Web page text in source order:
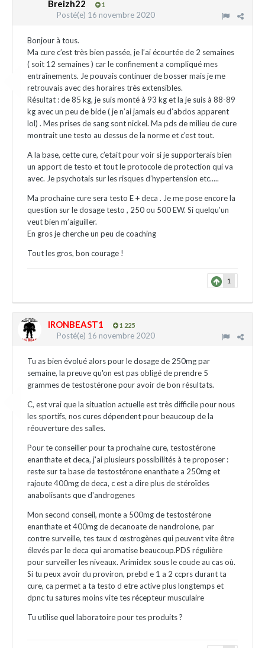
Breizh22 1
Posté(e) 16 novembre 2020
Bonjour à tous.
Ma cure c’est très bien passée, je l’ai écourtée de 2 semaines
( soit 12 semaines ) car le confinement a compliqué mes
entraînements. Je pouvais continuer de bosser mais je me
retrouvais avec des horaires très extensibles.
Résultat : de 85 kg, je suis monté à 93 kg et la je suis à 88-89
kg avec un peu de bide ( je n’ai jamais eu d’abdos apparent
lol) . Mes prises de sang sont nickel. Ma pds de milieu de cure
montrait une testo au dessus de la norme et c’est tout.
A la base, cette cure, c’etait pour voir si je supporterais bien
un apport de testo et tout le protocole de protection qui va
avec. Je psychotais sur les risques d’hypertension etc.....
Ma prochaine cure sera testo E + deca . Je me pose encore la
question sur le dosage testo , 250 ou 500 EW. Si quelqu’un
veut bien m’aiguiller.
En gros je cherche un peu de coaching
Tout les gros, bon courage !
1
IRONBEAST1 1 225
Posté(e) 16 novembre 2020
Tu as bien évolué alors pour le dosage de 250mg par
semaine, la preuve qu'on est pas obligé de prendre 5
grammes de testostérone pour avoir de bon résultats.
C, est vrai que la situation actuelle est très difficile pour nous
les sportifs, nos cures dépendent pour beaucoup de la
réouverture des salles.
Pour te conseiller pour ta prochaine cure, testostérone
enanthate et deca, j'ai plusieurs possibilités à te proposer :
reste sur ta base de testostérone enanthate a 250mg et
rajoute 400mg de deca, c est a dire plus de stéroïdes
anabolisants que d'androgenes
Mon second conseil, monte a 500mg de testostérone
enanthate et 400mg de decanoate de nandrolone, par
contre surveille, tes taux d œstrogènes qui peuvent vite être
élevés par le deca qui aromatise beaucoup.PDS régulière
pour surveiller les niveaux. Arimidex sous le coude au cas où.
Si tu peux avoir du proviron, prebd e 1 a 2 ccprs durant ta
cure, ca permet a ta testo d etre active plus longtemps et
dpnc tu satures moins vite tes récepteur musculaire
Tu utilise quel laboratoire pour tes produits ?